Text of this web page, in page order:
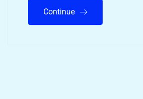
Continue